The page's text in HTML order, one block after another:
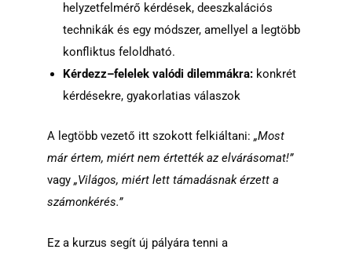
helyzetfelmérő kérdések, deeszkalációs
technikák és egy módszer, amellyel a legtöbb
konfliktus feloldható.
Kérdezz–felelek valódi dilemmákra: konkrét
kérdésekre, gyakorlatias válaszok
A legtöbb vezető itt szokott felkiáltani: „Most
már értem, miért nem értették az elvárásomat!”
vagy „Világos, miért lett támadásnak érzett a
számonkérés.”
Ez a kurzus segít új pályára tenni a